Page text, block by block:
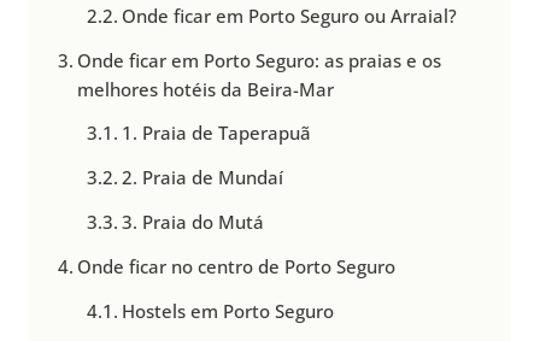
Onde ficar em Porto Seguro ou Arraial?
Onde ficar em Porto Seguro: as praias e os
melhores hotéis da Beira-Mar
1. Praia de Taperapuã
2. Praia de Mundaí
3. Praia do Mutá
Onde ficar no centro de Porto Seguro
Hostels em Porto Seguro